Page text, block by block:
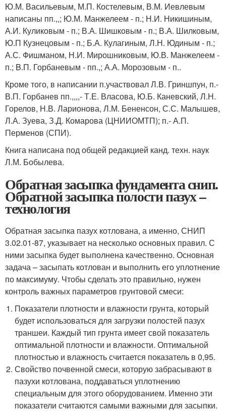
Ю.М. Васильевым, М.П. Костелевым, В.М. Иевлевым
написаны пп.,,; Ю.М. Манжелеем - п.; Н.И. Никишиным,
А.И. Куликовым - п.; В.А. Шишковым - п.; В.А. Шилковым,
Ю.П Кузнецовым - п.; Б.А. Кулагиным, Л.Н. Юдиным - п.;
А.С. Фишманом, Н.И. Мирошниковым, Ю.В. Манжелеем -
п.; B.П. Горбаневым - пп.,; А.А. Морозовым - п..
Кроме того, в написании п.участвовал Л.В. Гриншпун, п.-
В.П. Горбанев пп.,,,,- Т.Е. Власова, Ю.Б. Каневский, Л.Н.
Горелов, Н.В. Ларионова, Л.М. Бененсон, С.С. Малышев,
Л.А. Зуева, З.Д. Комарова (ЦНИИОМТП); п.- А.П.
Перменов (СПИ).
Книга написана под общей редакцией канд. техн. наук
Л.М. Бобылева.
Обратная засыпка фундамента снип.
Обратной засыпка полости пазух –
технология
Обратная засыпка пазух котлована, а именно, СНИП
3.02.01-87, указывает на несколько основных правил. С
ними засыпка будет выполнена качественно. Основная
задача – засыпать котлован и выполнить его уплотнение
по максимуму. Чтобы сделать это правильно, нужен
контроль важных параметров грунтовой смеси:
Показатели плотности и влажности грунта, который
будет использоваться для загрузки полостей пазух
траншеи. Каждый тип грунта имеет свой показатель
оптимальной плотности и влажности. Оптимальной
плотностью и влажность считается показатель в 0,95.
Свойство почвенной смеси, которую забрасывают в
пазухи котлована, поддаваться уплотнению
специальным для этого оборудованием. Именно эти
показатели считаются самыми важными для засыпки.